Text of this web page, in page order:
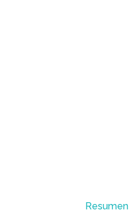
Resumen